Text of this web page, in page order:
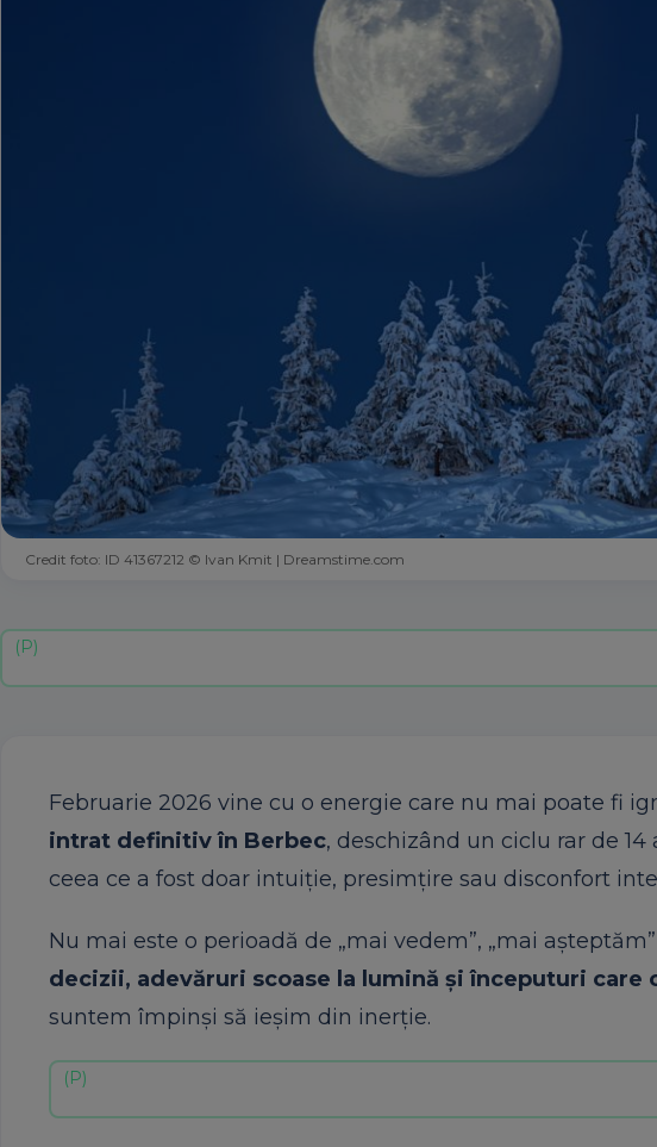
Credit foto: ID 41367212 © Ivan Kmit | Dreamstime.com
Februarie 2026 vine cu o energie care nu mai poate fi
intrat definitiv în Berbec, deschizând un ciclu rar de
ceea ce a fost doar intuiție, presimțire sau disconfort
Nu mai este o perioadă de „mai vedem”, „mai
decizii, adevăruri scoase la lumină și începuturi care
suntem împinși să ieșim din inerție.